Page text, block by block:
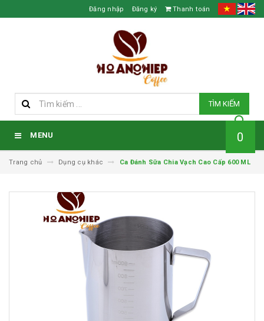
Đăng nhập Đăng ký Thanh toán
TÌM KIẾM
MENU 0
Trang chủ Dụng cụ khác Ca Đánh Sữa Chia Vạch Cao Cấp 600 ML